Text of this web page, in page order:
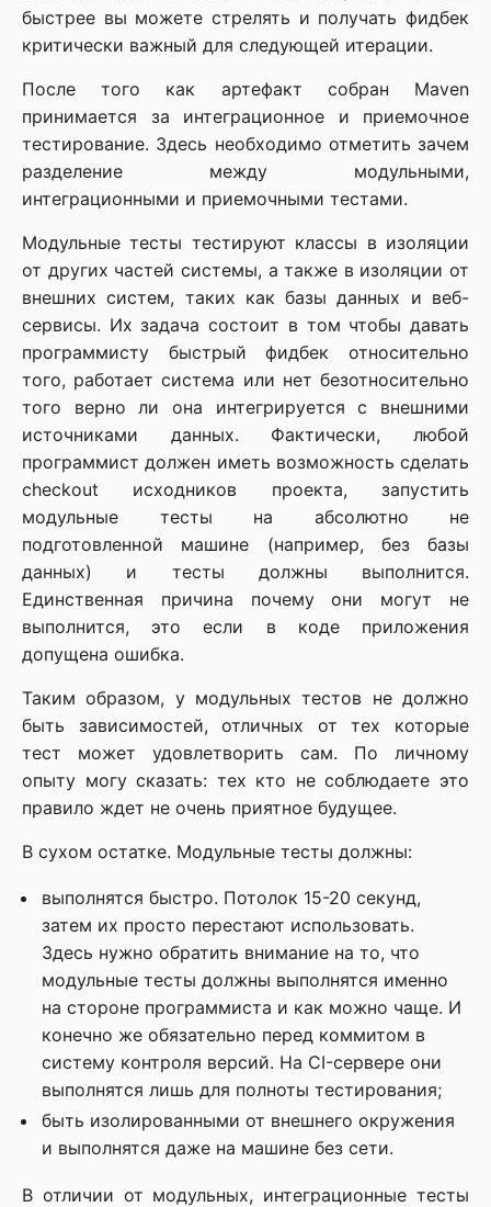
быстрее вы можете стрелять и получать фидбек
критически важный для следующей итерации.
После того как артефакт собран Maven
принимается за интеграционное и приемочное
тестирование. Здесь необходимо отметить зачем
разделение между модульными,
интеграционными и приемочными тестами.
Модульные тесты тестируют классы в изоляции
от других частей системы, а также в изоляции от
внешних систем, таких как базы данных и веб-
сервисы. Их задача состоит в том чтобы давать
программисту быстрый фидбек относительно
того, работает система или нет безотносительно
того верно ли она интегрируется с внешними
источниками данных. Фактически, любой
программист должен иметь возможность сделать
checkout исходников проекта, запустить
модульные тесты на абсолютно не
подготовленной машине (например, без базы
данных) и тесты должны выполнится.
Единственная причина почему они могут не
выполнится, это если в коде приложения
допущена ошибка.
Таким образом, у модульных тестов не должно
быть зависимостей, отличных от тех которые
тест может удовлетворить сам. По личному
опыту могу сказать: тех кто не соблюдаете это
правило ждет не очень приятное будущее.
В сухом остатке. Модульные тесты должны:
выполнятся быстро. Потолок 15-20 секунд,
затем их просто перестают использовать.
Здесь нужно обратить внимание на то, что
модульные тесты должны выполнятся именно
на стороне программиста и как можно чаще. И
конечно же обязательно перед коммитом в
систему контроля версий. На CI-сервере они
выполнятся лишь для полноты тестирования;
быть изолированными от внешнего окружения
и выполнятся даже на машине без сети.
В отличии от модульных, интеграционные тесты